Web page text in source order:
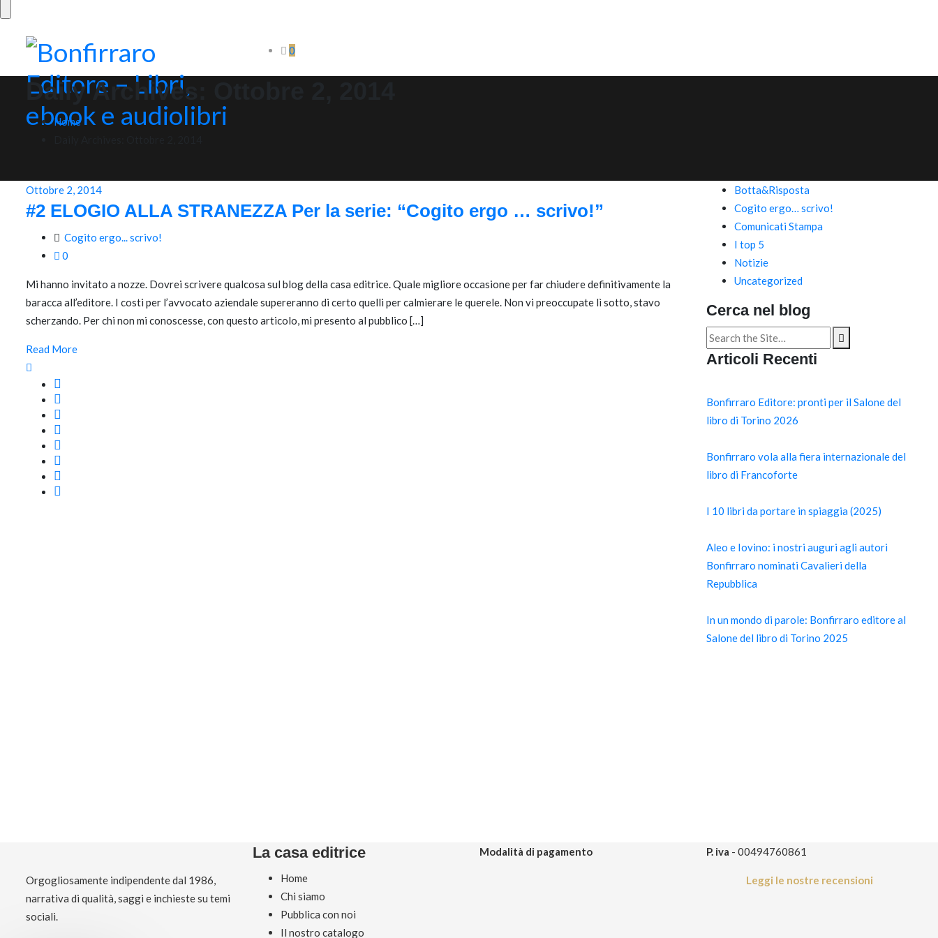
0
Daily Archives:
Home
Ottobre 2, 2014
#2 ELOGIO ALLA STRANEZZA Per la serie: “Cogito ergo … scrivo!”
Cogito ergo... scrivo!
0
Mi hanno invitato a nozze. Dovrei scrivere qualcosa sul blog della casa editrice. Quale migliore occasione per far chiudere definitivamente la
baracca all’editore. I costi per l’avvocato aziendale supereranno di certo quelli per calmierare le querele. Non vi preoccupate lì sotto, stavo
scherzando. Per chi non mi conoscesse, con questo articolo, mi presento al pubblico […]
Read More
Botta&Risposta
Cogito ergo… scrivo!
Comunicati Stampa
I top 5
Notizie
Uncategorized
Cerca nel blog
Search
for:
Articoli Recenti
Bonfirraro Editore: pronti per il Salone del
libro di Torino 2026
Bonfirraro vola alla fiera internazionale del
libro di Francoforte
I 10 libri da portare in spiaggia (2025)
Aleo e Iovino: i nostri auguri agli autori
Bonfirraro nominati Cavalieri della
Repubblica
In un mondo di parole: Bonfirraro editore al
Salone del libro di Torino 2025
Orgogliosamente indipendente dal 1986,
narrativa di qualità, saggi e inchieste su temi
sociali.
La casa editrice
Home
Chi siamo
Pubblica con noi
Il nostro catalogo
Modalità di pagamento P. iva - 00494760861
Leggi le nostre recensioni